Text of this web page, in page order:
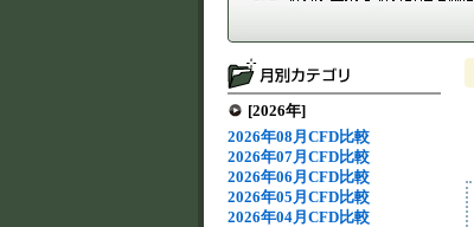
[2026年]
2026年08月CFD比較
2026年07月CFD比較
2026年06月CFD比較
2026年05月CFD比較
2026年04月CFD比較